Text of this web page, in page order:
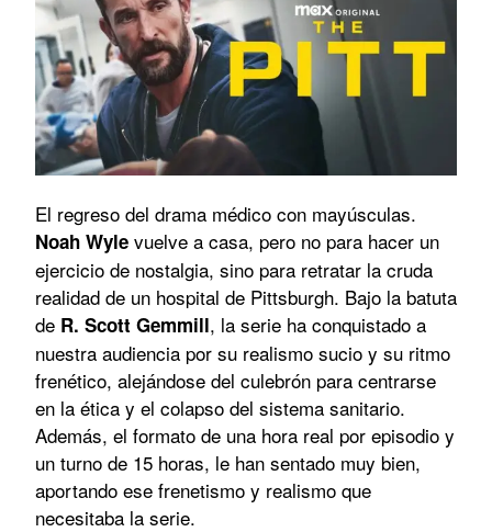
El regreso del drama médico con mayúsculas.
Noah Wyle vuelve a casa, pero no para hacer un
ejercicio de nostalgia, sino para retratar la cruda
realidad de un hospital de Pittsburgh. Bajo la batuta
de R. Scott Gemmill, la serie ha conquistado a
nuestra audiencia por su realismo sucio y su ritmo
frenético, alejándose del culebrón para centrarse
en la ética y el colapso del sistema sanitario.
Además, el formato de una hora real por episodio y
un turno de 15 horas, le han sentado muy bien,
aportando ese frenetismo y realismo que
necesitaba la serie.